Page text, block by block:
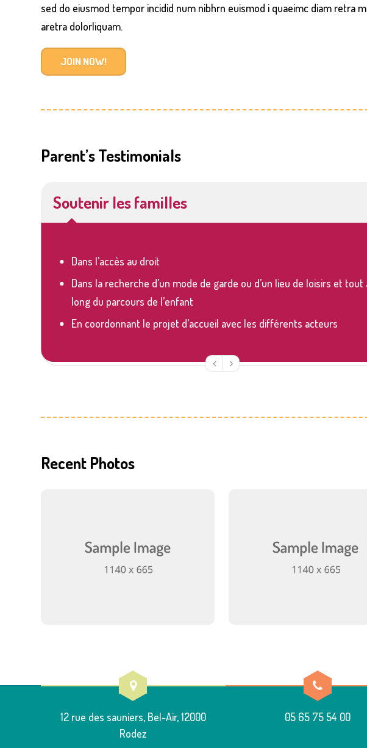
sed do eiusmod tempor incidid num nibhrn euismod i quaeimc diam retra
aretra dolorliquam.
JOIN NOW!
Parent’s Testimonials
Soutenir les familles
Dans l’accès au droit
Dans la recherche d’un mode de garde ou d’un lieu de loisirs et tout
long du parcours de l’enfant
En coordonnant le projet d’accueil avec les différents acteurs
Recent Photos
12 rue des sauniers, Bel-Air, 12000
Rodez
05 65 75 54 00